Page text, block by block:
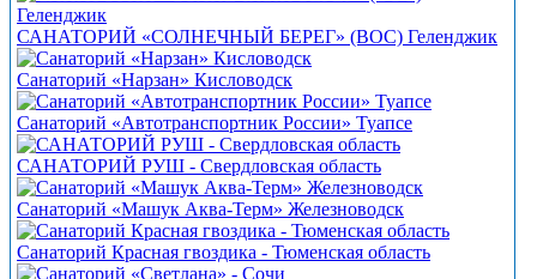
САНАТОРИЙ «СОЛНЕЧНЫЙ БЕРЕГ» (ВОС) Геленджик
Санаторий «Нарзан» Кисловодск
Cанаторий «Автотранспортник России» Туапсе
САНАТОРИЙ РУШ - Свердловская область
Санаторий «Машук Аква-Терм» Железноводск
Санаторий Красная гвоздика - Тюменская область